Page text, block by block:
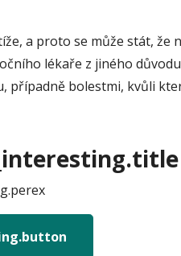
a proto se může stát, že
lékaře z jiného
případně bolestmi, kvůli